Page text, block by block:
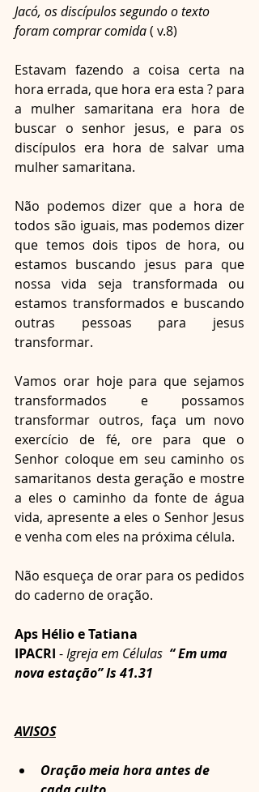
Jacó, os discípulos segundo o texto
foram comprar comida ( v.8)
Estavam fazendo a coisa certa na
hora errada, que hora era esta ? para
a mulher samaritana era hora de
buscar o senhor jesus, e para os
discípulos era hora de salvar uma
mulher samaritana.
Não podemos dizer que a hora de
todos são iguais, mas podemos dizer
que temos dois tipos de hora, ou
estamos buscando jesus para que
nossa vida seja transformada ou
estamos transformados e buscando
outras pessoas para jesus
transformar.
Vamos orar hoje para que sejamos
transformados e possamos
transformar outros, faça um novo
exercício de fé, ore para que o
Senhor coloque em seu caminho os
samaritanos desta geração e mostre
a eles o caminho da fonte de água
vida, apresente a eles o Senhor Jesus
e venha com eles na próxima célula.
Não esqueça de orar para os pedidos
do caderno de oração.
Aps Hélio e Tatiana
IPACRI - Igreja em Células “ Em uma
nova estação” Is 41.31
AVISOS
Oração meia hora antes de